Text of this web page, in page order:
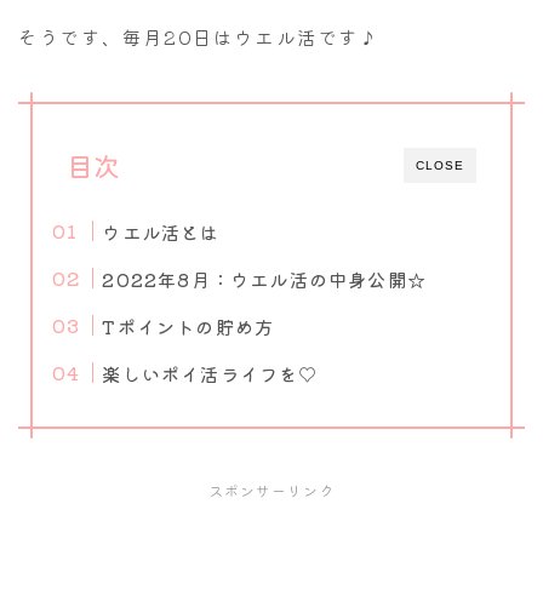
そうです、毎月20日はウエル活です♪
CLOSE
目次
ウエル活とは
2022年8月：ウエル活の中身公開☆
Tポイントの貯め方
楽しいポイ活ライフを♡
スポンサーリンク